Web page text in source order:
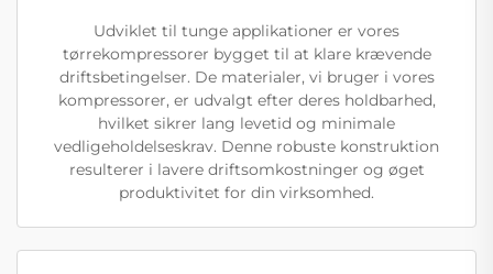
Udviklet til tunge applikationer er vores
tørrekompressorer bygget til at klare krævende
driftsbetingelser. De materialer, vi bruger i vores
kompressorer, er udvalgt efter deres holdbarhed,
hvilket sikrer lang levetid og minimale
vedligeholdelseskrav. Denne robuste konstruktion
resulterer i lavere driftsomkostninger og øget
produktivitet for din virksomhed.